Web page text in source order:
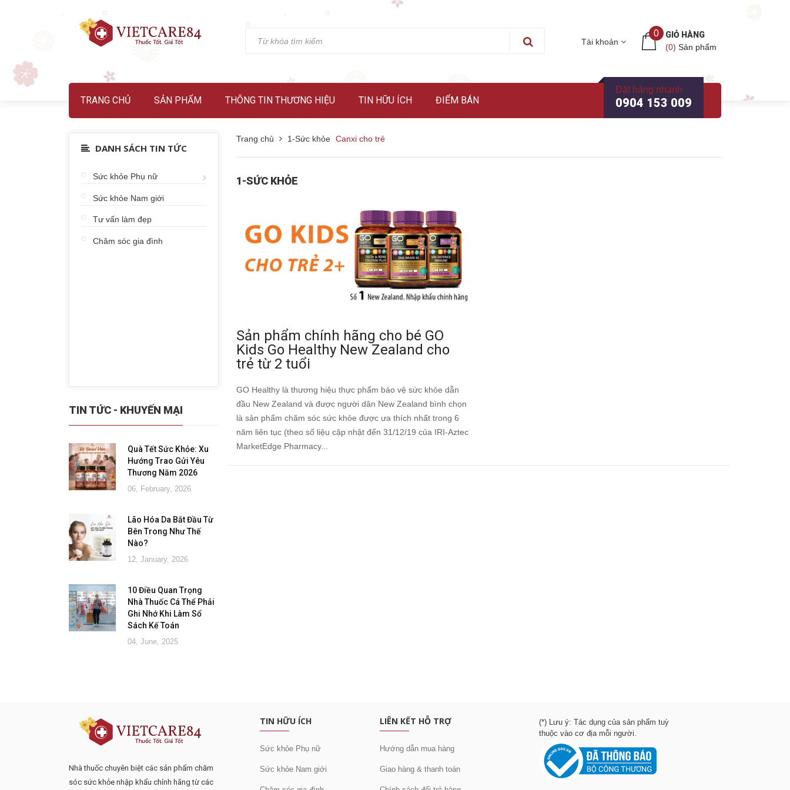
Tài khoản
0
GIỎ HÀNG
(0) Sản phẩm
TRANG CHỦ SẢN PHẨM THÔNG TIN THƯƠNG HIỆU TIN HỮU ÍCH ĐIỂM BÁN
Đặt hàng nhanh
0904 153 009
DANH SÁCH TIN TỨC
Sức khỏe Phụ nữ
Sức khỏe Nam giới
Tư vấn làm đẹp
Chăm sóc gia đình
TIN TỨC - KHUYẾN MẠI
Quà Tết Sức Khỏe: Xu
Hướng Trao Gửi Yêu
Thương Năm 2026
06, February, 2026
Lão Hóa Da Bắt Đầu Từ
Bên Trong Như Thế
Nào?
12, January, 2026
10 Điều Quan Trọng
Nhà Thuốc Cá Thể Phải
Ghi Nhớ Khi Làm Sổ
Sách Kế Toán
04, June, 2025
Trang chủ 1-Sức khỏe Canxi cho trẻ
1-SỨC KHỎE
Sản phẩm chính hãng cho bé GO
Kids Go Healthy New Zealand cho
trẻ từ 2 tuổi
GO Healthy là thương hiệu thực phẩm bảo vệ sức khỏe dẫn
đầu New Zealand và được người dân New Zealand bình chọn
là sản phẩm chăm sóc sức khỏe được ưa thích nhất trong 6
năm liên tục (theo số liệu cập nhật đến 31/12/19 của IRI-Aztec
MarketEdge Pharmacy...
Nhà thuốc chuyên biệt các sản phẩm chăm
sóc sức khỏe nhập khẩu chính hãng từ các
TIN HỮU ÍCH
Sức khỏe Phụ nữ
Sức khỏe Nam giới
LIÊN KẾT HỖ TRỢ
Hướng dẫn mua hàng
Giao hàng & thanh toán
(*) Lưu ý: Tác dụng của sản phẩm tuỳ
thuộc vào cơ địa mỗi người.